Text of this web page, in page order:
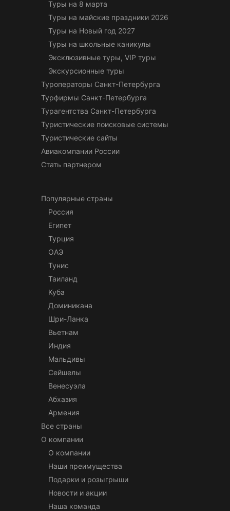
Туры на 8 марта
Туры на майские праздники 2026
Туры на Новый год 2027
Туры на школьные каникулы
Эксклюзивные туры, VIP туры
Экскурсионные туры
Туроператоры Санкт-Петербурга
Турфирмы Санкт-Петербурга
Турагентства Санкт-Петербурга
Туристические поисковые системы
Туристические сайты
Авиакомпании России
Стать партнером
Популярные страны
Россия
Египет
Турция
ОАЭ
Тунис
Таиланд
Куба
Доминикана
Шри-Ланка
Вьетнам
Индия
Мальдивы
Сейшелы
Венесуэла
Абхазия
Армения
Все страны
О компании
О компании
Наши преимущества
Подарки и розыгрыши
Новости и акции
Наша команда